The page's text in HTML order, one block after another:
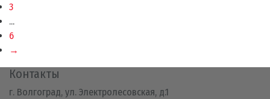
3
...
6
→
Контакты
г. Волгоград, ул. Электролесовская, д.1